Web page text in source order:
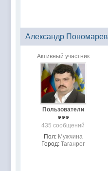
Александр Пономарев
Активный участник
Пользователи
435 сообщений
Пол: Мужчина
Город: Таганрог